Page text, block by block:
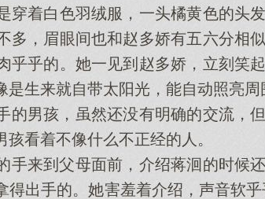
穿着白色羽绒服，一头橘黄色的头
多，眉眼间也和赵多娇有五六分相
乎乎的。她一见到赵多娇，立刻笑
生来就自带太阳光，能自动照亮周
男孩，虽然还没有明确的交流，
看着不像什么不正经的人。
来到父母面前，介绍蒋洄的时候
出手的。她害羞着介绍，声音软乎